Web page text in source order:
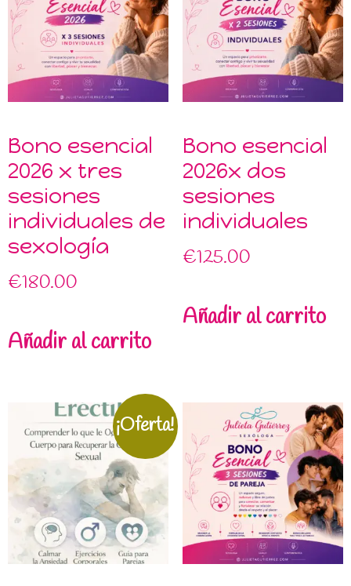
Bono esencial
2026 x tres
sesiones
individuales de
sexología
€180.00
Añadir al carrito
Bono esencial
2026x dos
sesiones
individuales
€125.00
Añadir al carrito
¡Oferta!